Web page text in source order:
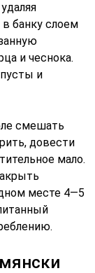
банку слоем
и чеснока.
и
смешать
довести
мало.
месте 4—5